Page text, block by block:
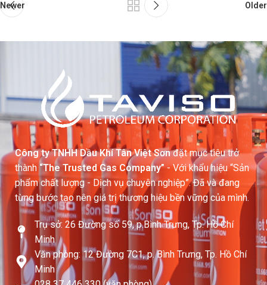
Newer Older
Công ty TNHH Dầu Khí Tân Việt Sơnđặt mục tiêu trở
thành “The Trusted Gas Company”- Với khẩu hiệu “Sản
phẩm chất lượng - Dịch vụ chuyên nghiệp”. Đã và đang
từng bước tạo nên giá trị thương hiệu bền vững của mình.
Trụ sở: 26 Đường số 59, p.Bình Trưng, Tp. Hồ Chí
Minh
Văn phòng: 12 Đường 7C1, p. Bình Trưng, Tp. Hồ Chí
Minh